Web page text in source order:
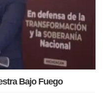
Bajo Fuego